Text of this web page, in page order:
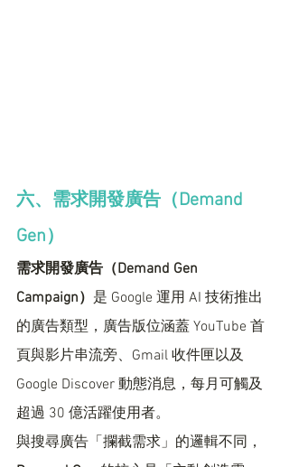
六、需求開發廣告（Demand
Gen）
需求開發廣告（Demand Gen
Campaign） 是 Google 運用 AI 技術推出
的廣告類型，廣告版位涵蓋 YouTube 首
頁與影片串流旁、Gmail 收件匣以及
Google Discover 動態消息，每月可觸及
超過 30 億活躍使用者。
與搜尋廣告「攔截需求」的邏輯不同，